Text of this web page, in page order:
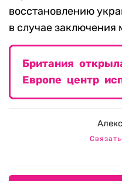
восстановлению
в случае заключения
Британия
Европе центр